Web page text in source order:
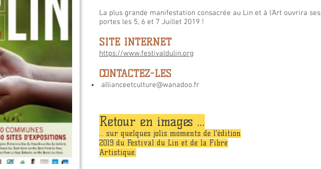
La plus grande manifestation consacrée au Lin et à l'Art ouvrira ses
portes les 5, 6 et 7 Juillet 2019 !
SITE INTERNET
https://www.festivaldulin.org
CONTACTEZ-LES
allianceetculture@wanadoo.fr
Retour en images ...
… sur quelques jolis moments de l’édition
2019 du Festival du Lin et de la Fibre
Artistique.